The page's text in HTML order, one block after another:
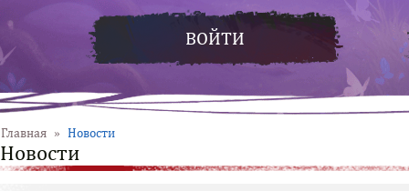
ВОЙТИ
Главная » Новости
Новости